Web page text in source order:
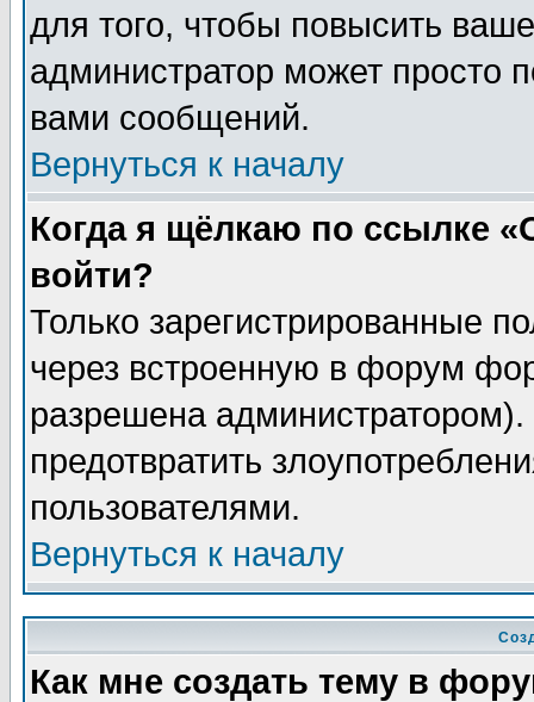
для того, чтобы повысить
администратор может просто
вами сообщений.
Вернуться к началу
Когда я щёлкаю по ссылке
войти?
Только зарегистрированные
через встроенную в форум
разрешена
предотвратить
пользователями.
Вернуться к началу
Как мне создать тему в